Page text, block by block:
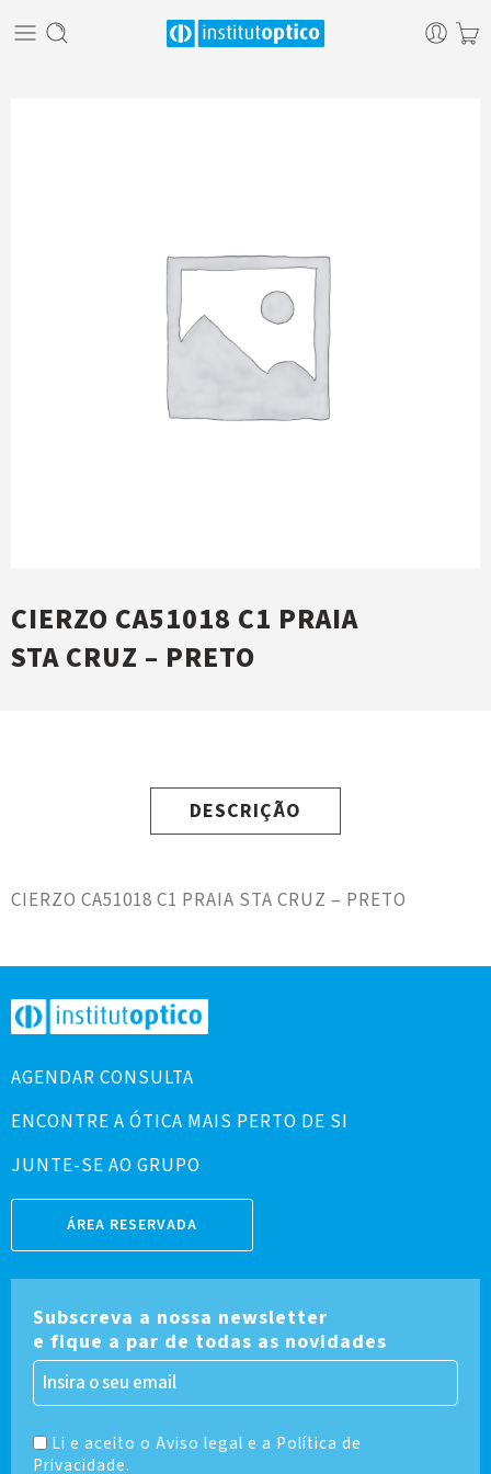
CIERZO CA51018 C1 PRAIA
STA CRUZ – PRETO
DESCRIÇÃO
CIERZO CA51018 C1 PRAIA STA CRUZ – PRETO
AGENDAR CONSULTA
ENCONTRE A ÓTICA MAIS PERTO DE SI
JUNTE-SE AO GRUPO
ÁREA RESERVADA
Subscreva a nossa newsletter
e fique a par de todas as novidades
Li e aceito o Aviso legal e a Política de
Privacidade.